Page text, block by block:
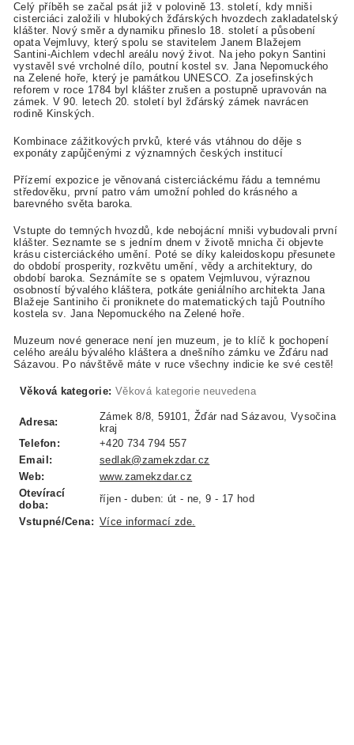
Celý příběh se začal psát již v polovině 13. století, kdy mniši
cisterciáci založili v hlubokých žďárských hvozdech zakladatelský
klášter. Nový směr a dynamiku přineslo 18. století a působení
opata Vejmluvy, který spolu se stavitelem Janem Blažejem
Santini-Aichlem vdechl areálu nový život. Na jeho pokyn Santini
vystavěl své vrcholné dílo, poutní kostel sv. Jana Nepomuckého
na Zelené hoře, který je památkou UNESCO. Za josefinských
reforem v roce 1784 byl klášter zrušen a postupně upravován na
zámek. V 90. letech 20. století byl žďárský zámek navrácen
rodině Kinských.
Kombinace zážitkových prvků, které vás vtáhnou do děje s
exponáty zapůjčenými z významných českých institucí
Přízemí expozice je věnovaná cisterciáckému řádu a temnému
středověku, první patro vám umožní pohled do krásného a
barevného světa baroka.
Vstupte do temných hvozdů, kde nebojácní mniši vybudovali první
klášter. Seznamte se s jedním dnem v životě mnicha či objevte
krásu cisterciáckého umění. Poté se díky kaleidoskopu přesunete
do období prosperity, rozkvětu umění, vědy a architektury, do
období baroka. Seznámíte se s opatem Vejmluvou, výraznou
osobností bývalého kláštera, potkáte geniálního architekta Jana
Blažeje Santiniho či proniknete do matematických tajů Poutního
kostela sv. Jana Nepomuckého na Zelené hoře.
Muzeum nové generace není jen muzeum, je to klíč k pochopení
celého areálu bývalého kláštera a dnešního zámku ve Žďáru nad
Sázavou. Po návštěvě máte v ruce všechny indicie ke své cestě!
Věková kategorie: Věková kategorie neuvedena
Adresa:
Zámek 8/8, 59101, Žďár nad Sázavou, Vysočina
kraj
Telefon:
+420 734 794 557
Email:
sedlak@zamekzdar.cz
Web:
www.zamekzdar.cz
Otevírací
doba:
říjen - duben: út - ne, 9 - 17 hod
Vstupné/Cena: Více informací zde.